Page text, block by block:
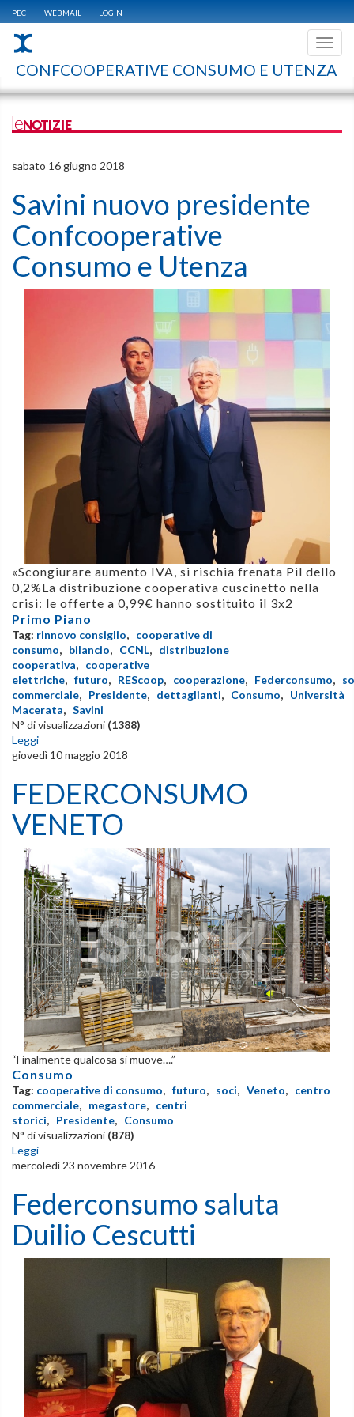
PEC WEBMAIL LOGIN
CONFCOOPERATIVE CONSUMO E UTENZA
leNOTIZIE
sabato 16 giugno 2018
Savini nuovo presidente
Confcooperative
Consumo e Utenza
«Scongiurare aumento IVA, si rischia frenata Pil dello
0,2%La distribuzione cooperativa cuscinetto nella
crisi: le offerte a 0,99€ hanno sostituito il 3x2
Primo Piano
Tag: rinnovo consiglio, cooperative di
consumo, bilancio, CCNL, distribuzione
cooperativa, cooperative
elettriche, futuro, REScoop, cooperazione, Federconsumo,
commerciale, Presidente, dettaglianti, Consumo, Università
Macerata, Savini
N° di visualizzazioni (1388)
Leggi
giovedì 10 maggio 2018
FEDERCONSUMO
VENETO
“Finalmente qualcosa si muove….”
Consumo
Tag: cooperative di consumo, futuro, soci, Veneto, centro
commerciale, megastore, centri
storici, Presidente, Consumo
N° di visualizzazioni (878)
Leggi
mercoledì 23 novembre 2016
Federconsumo saluta
Duilio Cescutti